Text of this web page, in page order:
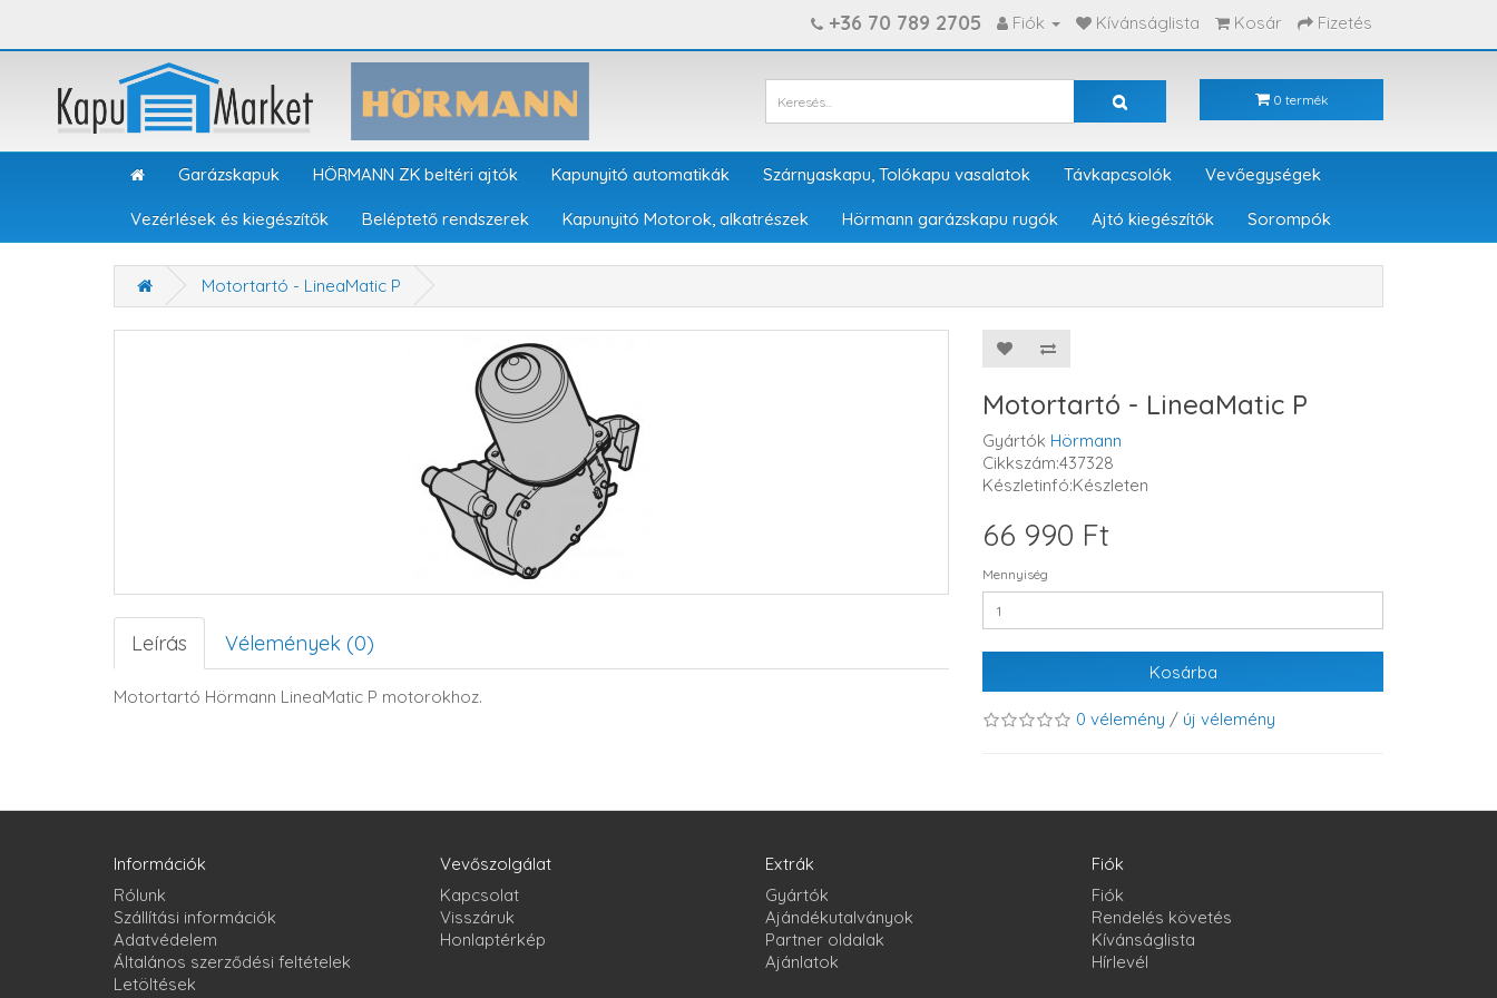
+36 70 789 2705 Fiók Kívánságlista Kosár Fizetés
0 termék
Garázskapuk HÖRMANN ZK beltéri ajtók Kapunyitó automatikák Szárnyaskapu, Tolókapu vasalatok Távkapcsolók Vevőegységek
Vezérlések és kiegészítők Beléptető rendszerek Kapunyitó Motorok, alkatrészek Hörmann garázskapu rugók Ajtó kiegészítők Sorompók
Motortartó - LineaMatic P
Leírás Vélemények (0)
Motortartó Hörmann LineaMatic P motorokhoz.
Motortartó - LineaMatic P
Gyártók Hörmann
Cikkszám:437328
Készletinfó:Készleten
66 990 Ft
Mennyiség
Kosárba
0 vélemény / új vélemény
Információk
Rólunk
Szállítási információk
Adatvédelem
Általános szerződési feltételek
Letöltések
Vevőszolgálat
Kapcsolat
Visszáruk
Honlaptérkép
Extrák
Gyártók
Ajándékutalványok
Partner oldalak
Ajánlatok
Fiók
Fiók
Rendelés követés
Kívánságlista
Hírlevél